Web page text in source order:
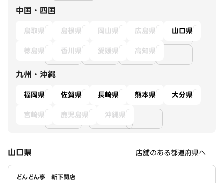
中国・四国
鳥取県 島根県 岡山県 広島県
山口県
徳島県
香川県 愛媛県 高知県
九州・沖縄
福岡県 佐賀県 長崎県 熊本県
大分県
宮崎県
鹿児島県 沖縄県
山口県 店舗のある都道府県へ
どんどん亭 新下関店